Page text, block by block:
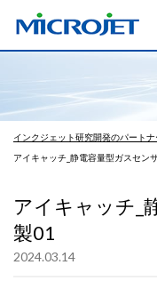
インクジェット研究開発のパート
アイキャッチ_静電容量型ガスセン
アイキャッチ_
製01
2024.03.14